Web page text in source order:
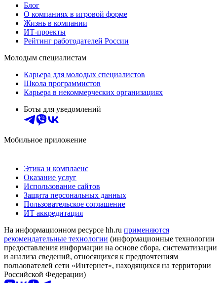
Блог
О компаниях в игровой форме
Жизнь в компании
ИТ-проекты
Рейтинг работодателей России
Молодым специалистам
Карьера для молодых специалистов
Школа программистов
Карьера в некоммерческих организациях
Боты для уведомлений
Мобильное приложение
Этика и комплаенс
Оказание услуг
Использование сайтов
Защита персональных данных
Пользовательское соглашение
ИТ аккредитация
На информационном ресурсе hh.ru применяются
рекомендательные технологии (информационные технологии
предоставления информации на основе сбора, систематизации
и анализа сведений, относящихся к предпочтениям
пользователей сети «Интернет», находящихся на территории
Российской Федерации)